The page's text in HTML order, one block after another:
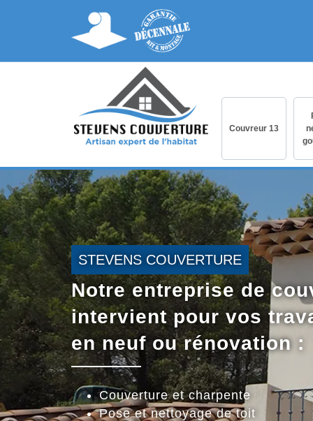
Couvreur 13
STEVENS COUVERTURE
Notre entreprise de
intervient pour vos
en neuf ou rénovation :
Couverture et charpente
Pose et nettoyage de toit